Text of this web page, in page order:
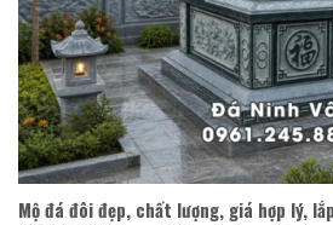
Mộ đá đôi đẹp, chất lượng, giá hợp lý,